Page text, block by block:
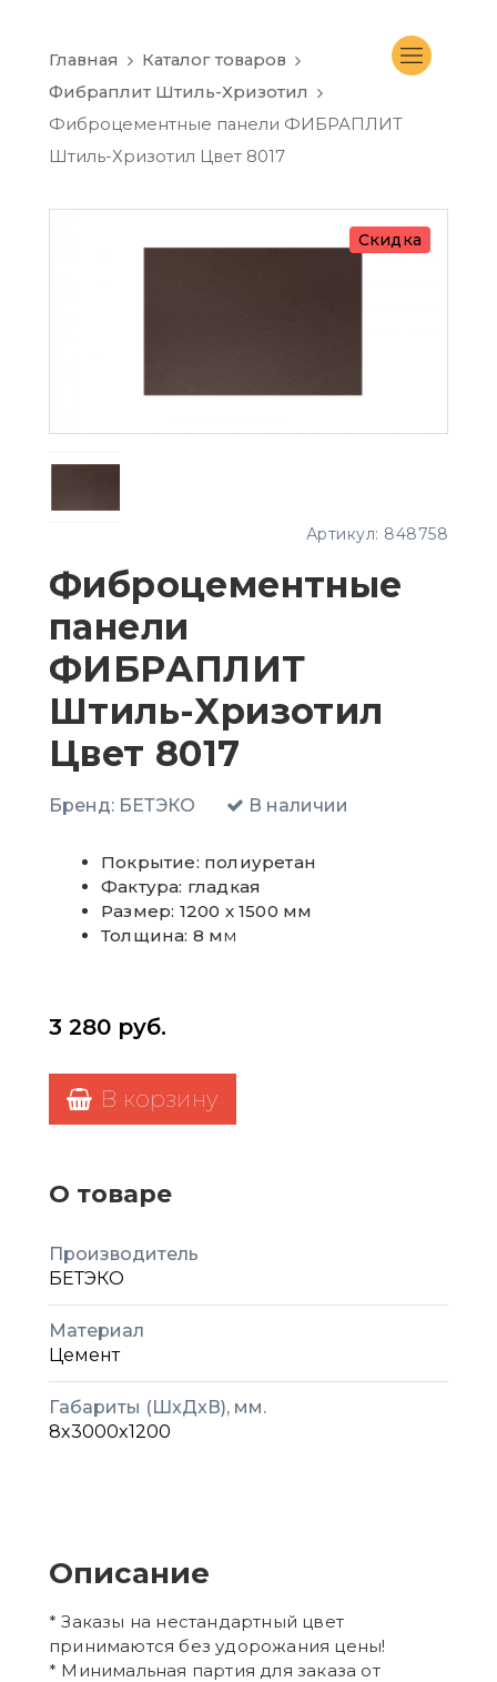
Главная
Каталог товаров
Фибраплит Штиль-Хризотил
Фиброцементные панели ФИБРАПЛИТ
Штиль-Хризотил Цвет 8017
Скидка
Артикул: 848758
Фиброцементные
панели
ФИБРАПЛИТ
Штиль-Хризотил
Цвет 8017
Бренд: БЕТЭКО В наличии
Покрытие: полиуретан
Фактура: гладкая
Размер: 1200 х 1500 мм
Толщина: 8 мм
3 280 руб.
В корзину
О товаре
Производитель
БЕТЭКО
Материал
Цемент
Габариты (ШxДxВ), мм.
8x3000x1200
Описание
* Заказы на нестандартный цвет
принимаются без удорожания цены!
* Минимальная партия для заказа от